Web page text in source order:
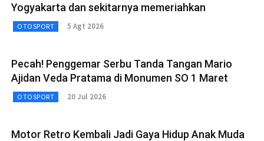
Yogyakarta dan sekitarnya memeriahkan
OTOSPORT 5 Agt 2026
Pecah! Penggemar Serbu Tanda Tangan Mario
Ajidan Veda Pratama di Monumen SO 1 Maret
OTOSPORT 20 Jul 2026
Motor Retro Kembali Jadi Gaya Hidup Anak Muda